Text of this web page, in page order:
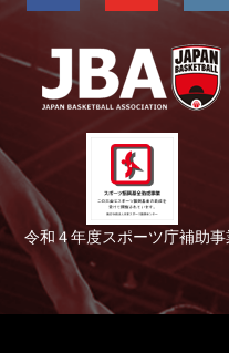
令和４年度スポーツ庁補助事